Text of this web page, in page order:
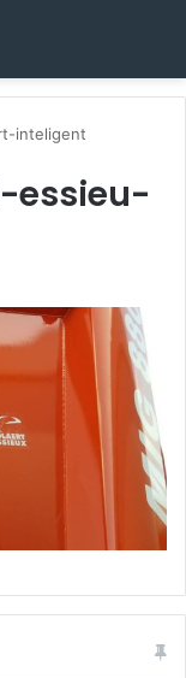
inteligent
essieu-